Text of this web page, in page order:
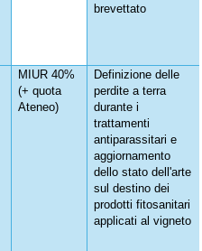
brevettato
MIUR 40%
(+ quota
Ateneo)
Definizione delle
perdite a terra
durante i
trattamenti
antiparassitari e
aggiornamento
dello stato dell'arte
sul destino dei
prodotti fitosanitari
applicati al vigneto